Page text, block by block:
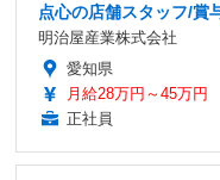
点心の店舗スタッフ/賞
明治屋産業株式会社
愛知県
月給28万円～45万円
正社員